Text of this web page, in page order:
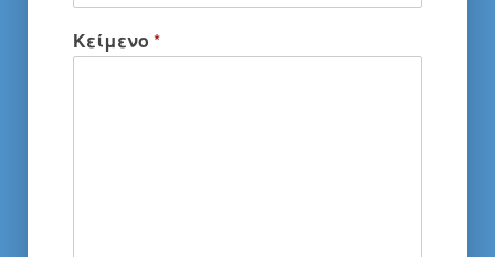
Κείμενο *